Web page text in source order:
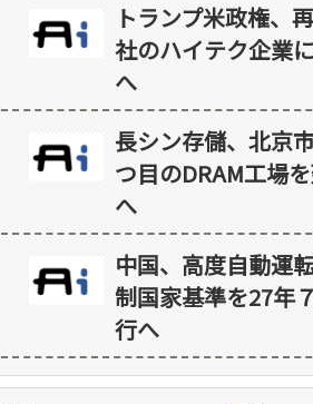
トランプ米政権、
社のハイテク企業
へ
長シン存儲、北京
つ目のDRAM工場
へ
中国、高度自動運
制国家基準を27年
行へ